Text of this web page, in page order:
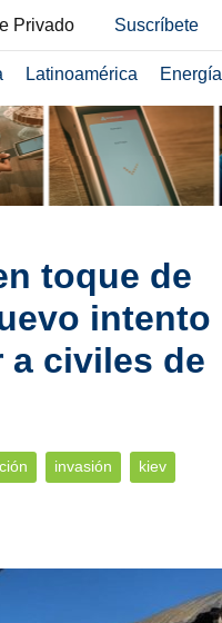
Privado Suscríbete
Latinoamérica Energía
toque de
intento
a civiles de
invasión kiev